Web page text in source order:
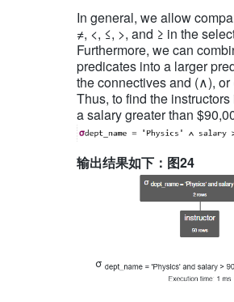
In general, we allow
≠, <, ≤, >, and ≥ in the
Furthermore, we can
predicates into a larger
the connectives and (∧),
Thus, to find the
a salary greater than
输出结果如下：图24